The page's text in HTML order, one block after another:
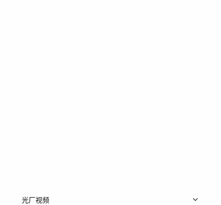
光厂视频